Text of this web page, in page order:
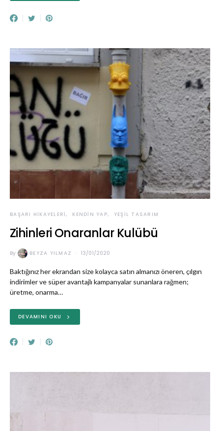
BAŞARI HIKAYELERI KENDIN YAP YEŞIL TASARIM
Zihinleri Onaranlar Kulübü
By BEYZA YILMAZ 13/01/2020
Baktığınız her ekrandan size kolayca satın almanızı öneren, çılgın
indirimler ve süper avantajlı kampanyalar sunanlara rağmen;
üretme, onarma…
DEVAMINI OKU